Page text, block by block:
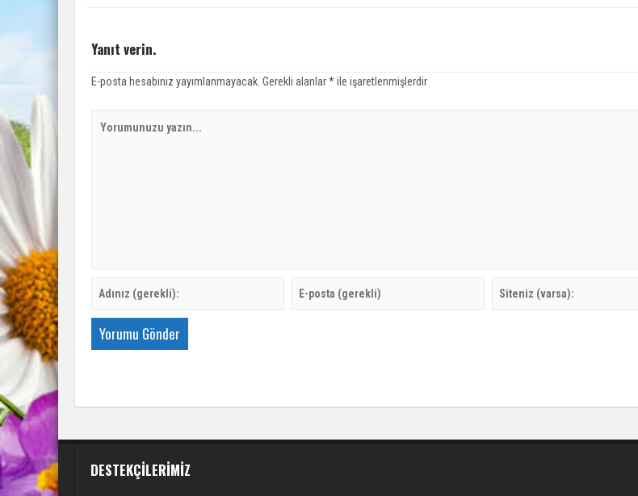
Yanıt verin.
E-posta hesabınız yayımlanmayacak. Gerekli alanlar*ile işaretlenmişlerdir
DESTEKÇILERIMIZ